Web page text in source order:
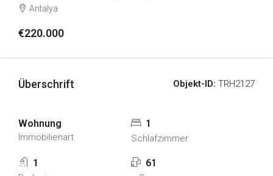
Antalya
€220.000
Überschrift Objekt-ID: TRH2127
Wohnung
Immobilienart
1
Schlafzimmer
1 61